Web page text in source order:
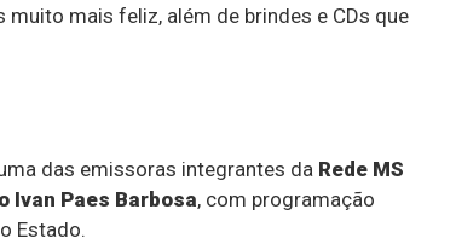
mais feliz, além de brindes e CDs que
das emissoras integrantes da Rede MS
Ivan Paes Barbosa, com programação
Estado.